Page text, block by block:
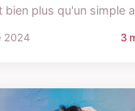
bien plus qu'un simple
2024 3